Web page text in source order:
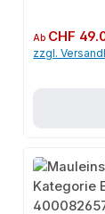
Regulärer Preis:
Ab CHF
zzgl.